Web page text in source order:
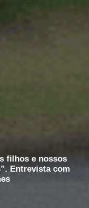
filhos e nossos
Entrevista com